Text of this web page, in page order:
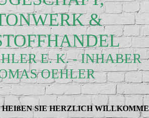
&
E. K. - INHABER
OEHLER
HEIßEN SIE HERZLICH